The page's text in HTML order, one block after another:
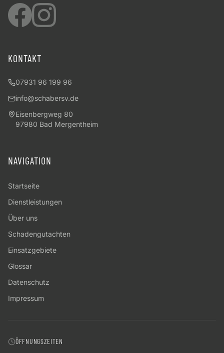
KONTAKT
07931 96 199 96
info@schabersv.de
Eisenbergweg 80
97980 Bad Mergentheim
NAVIGATION
Startseite
Dienstleistungen
Über uns
Schadengutachten
Einsatzgebiete
Glossar
Datenschutz
Impressum
ÖFFNUNGSZEITEN